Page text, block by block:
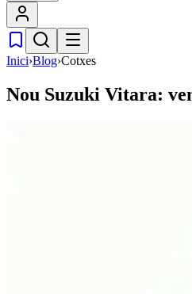
Inici›Blog›Cotxes
Nou Suzuki Vitara: